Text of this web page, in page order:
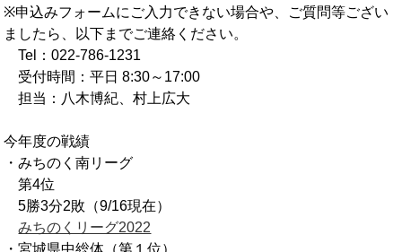
応援グッズご案内
※申込みフォームにご入力できない場合や、ご質問等ござい
ましたら、以下までご連絡ください。
Tel：022-786-1231
受付時間：平日 8:30～17:00
担当：八木博紀、村上広大
今年度の戦績
・みちのく南リーグ
第4位
5勝3分2敗（9/16現在）
みちのくリーグ2022
・宮城県中総体（第１位）